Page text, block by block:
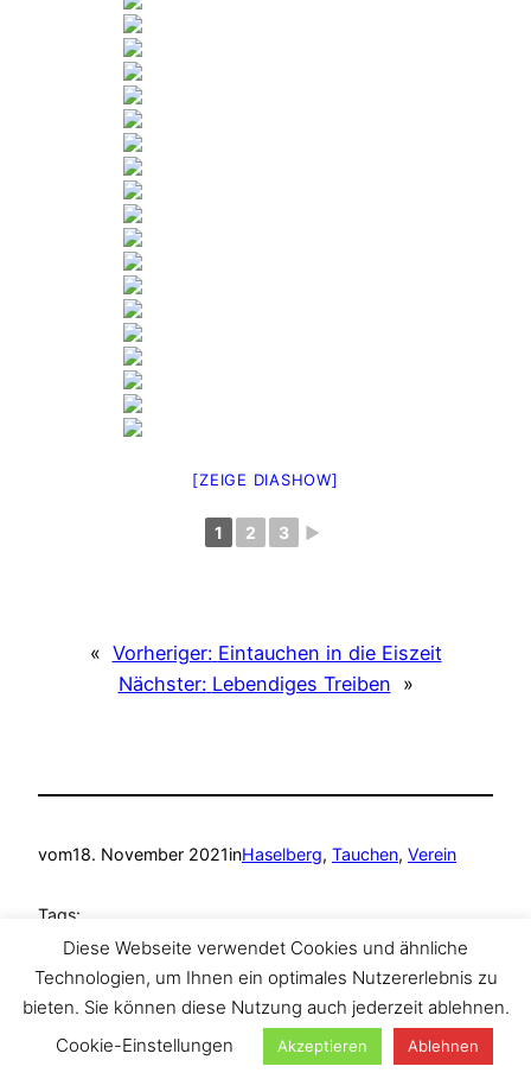
[ZEIGE DIASHOW]
1 2 3 ►
« Vorheriger: Eintauchen in die Eiszeit
Nächster: Lebendiges Treiben »
vom18. November 2021inHaselberg, Tauchen, Verein
Tags:
Ammelshain, Haselberg , Tauchen, TAZA Tauchclub
Suchen
Diese Webseite verwendet Cookies und ähnliche
Technologien, um Ihnen ein optimales Nutzererlebnis zu
bieten. Sie können diese Nutzung auch jederzeit ablehnen.
Cookie-Einstellungen
Akzeptieren Ablehnen